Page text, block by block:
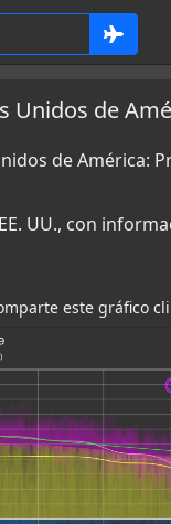
Unidos de
de América:
UU., con
este gráfico